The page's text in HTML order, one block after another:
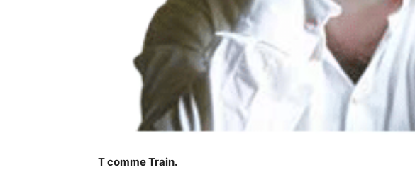
T comme Train.